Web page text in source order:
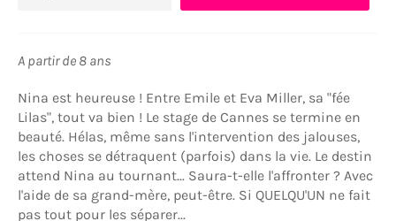
A partir de 8 ans
Nina est heureuse ! Entre Emile et Eva Miller, sa "fée
Lilas", tout va bien ! Le stage de Cannes se termine en
beauté. Hélas, même sans l'intervention des jalouses,
les choses se détraquent (parfois) dans la vie. Le destin
attend Nina au tournant... Saura-t-elle l'affronter ? Avec
l'aide de sa grand-mère, peut-être. Si QUELQU'UN ne fait
pas tout pour les séparer...